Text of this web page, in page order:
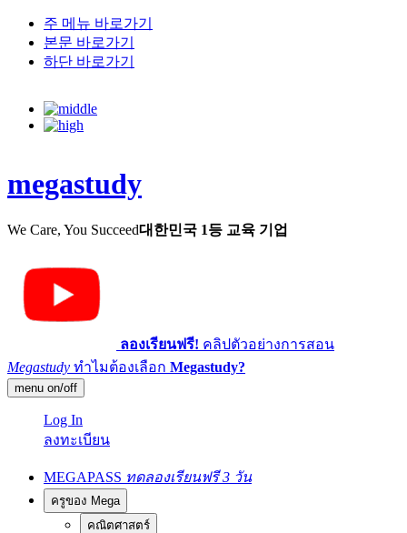
주 메뉴 바로가기
본문 바로가기
하단 바로가기
megastudy
We Care, You Succeed대한민국 1등 교육 기업
ลองเรียนฟรี! คลิปตัวอย่างการสอน
Megastudy ทำไมต้องเลือก Megastudy?
menu on/off
Log In
ลงทะเบียน
MEGAPASS ทดลองเรียนฟรี 3 วัน
ครูของ Mega
คณิตศาสตร์